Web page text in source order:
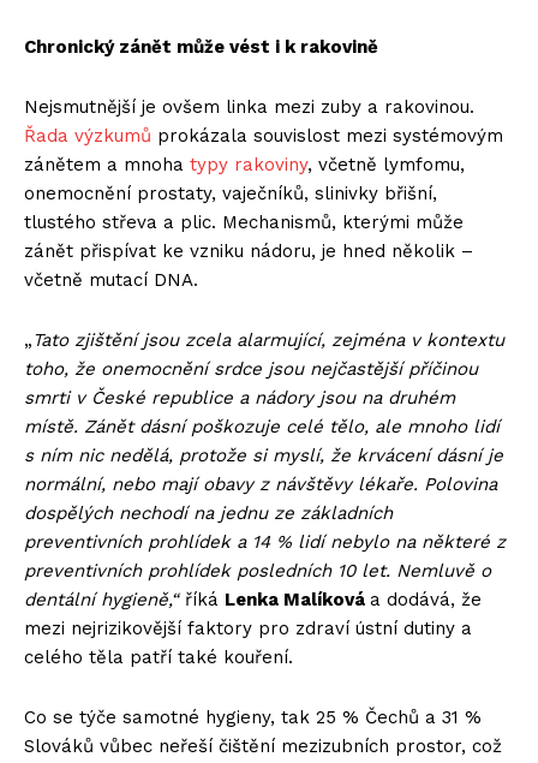
Chronický zánět může vést i k rakovině
Nejsmutnější je ovšem linka mezi zuby a rakovinou.
Řada výzkumů prokázala souvislost mezi systémovým
zánětem a mnoha typy rakoviny, včetně lymfomu,
onemocnění prostaty, vaječníků, slinivky břišní,
tlustého střeva a plic. Mechanismů, kterými může
zánět přispívat ke vzniku nádoru, je hned několik –
včetně mutací DNA.
„Tato zjištění jsou zcela alarmující, zejména v kontextu
toho, že onemocnění srdce jsou nejčastější příčinou
smrti v České republice a nádory jsou na druhém
místě. Zánět dásní poškozuje celé tělo, ale mnoho lidí
s ním nic nedělá, protože si myslí, že krvácení dásní je
normální, nebo mají obavy z návštěvy lékaře. Polovina
dospělých nechodí na jednu ze základních
preventivních prohlídek a 14 % lidí nebylo na některé z
preventivních prohlídek posledních 10 let. Nemluvě o
dentální hygieně,“ říká Lenka Malíková a dodává, že
mezi nejrizikovější faktory pro zdraví ústní dutiny a
celého těla patří také kouření.
Co se týče samotné hygieny, tak 25 % Čechů a 31 %
Slováků vůbec neřeší čištění mezizubních prostor, což